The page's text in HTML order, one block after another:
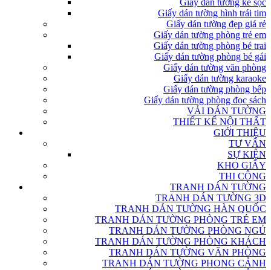
Giấy dán tường kẻ sọc
Giấy dán tường hình trái tim
Giấy dán tường đẹp giá rẻ
Giấy dán tường phòng trẻ em
Giấy dán tường phòng bé trai
Giấy dán tường phòng bé gái
Giấy dán tường văn phòng
Giấy dán tường karaoke
Giấy dán tường phòng bếp
Giấy dán tường phòng đọc sách
VẢI DÁN TƯỜNG
THIẾT KẾ NỘI THẤT
GIỚI THIỆU
TƯ VẤN
SỰ KIỆN
KHO GIẤY
THI CÔNG
TRANH DÁN TƯỜNG
TRANH DÁN TƯỜNG 3D
TRANH DÁN TƯỜNG HÀN QUỐC
TRANH DÁN TƯỜNG PHÒNG TRẺ EM
TRANH DÁN TƯỜNG PHÒNG NGỦ
TRANH DÁN TƯỜNG PHÒNG KHÁCH
TRANH DÁN TƯỜNG VĂN PHÒNG
TRANH DÁN TƯỜNG PHONG CẢNH